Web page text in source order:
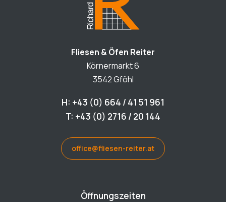
Fliesen & Öfen Reiter
Körnermarkt 6
3542 Gföhl
H: +43 (0) 664 / 41 51 961
T: +43 (0) 2716 / 20 144
office@fliesen-reiter.at
Öffnungszeiten